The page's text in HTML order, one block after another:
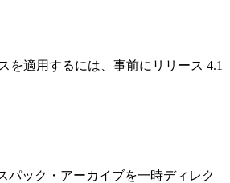
を適用するには、事前にリリース 4.1
パック・アーカイブを一時ディレク